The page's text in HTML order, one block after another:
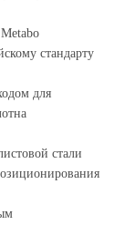
стандарту
для
стали